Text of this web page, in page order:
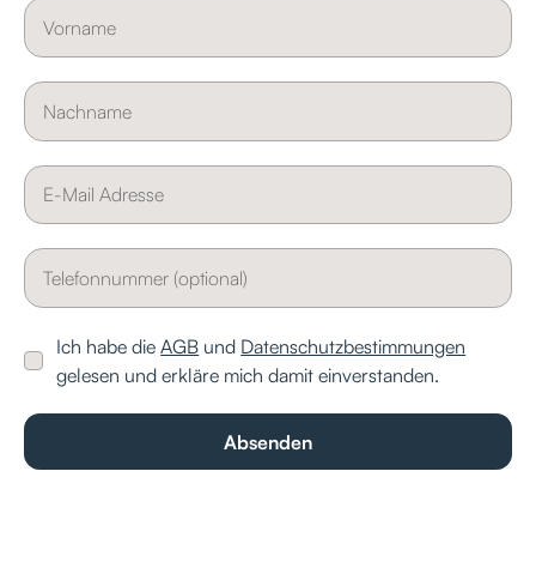
Ich habe dieAGB und Datenschutzbestimmungen
gelesen und erkläre mich damit einverstanden.